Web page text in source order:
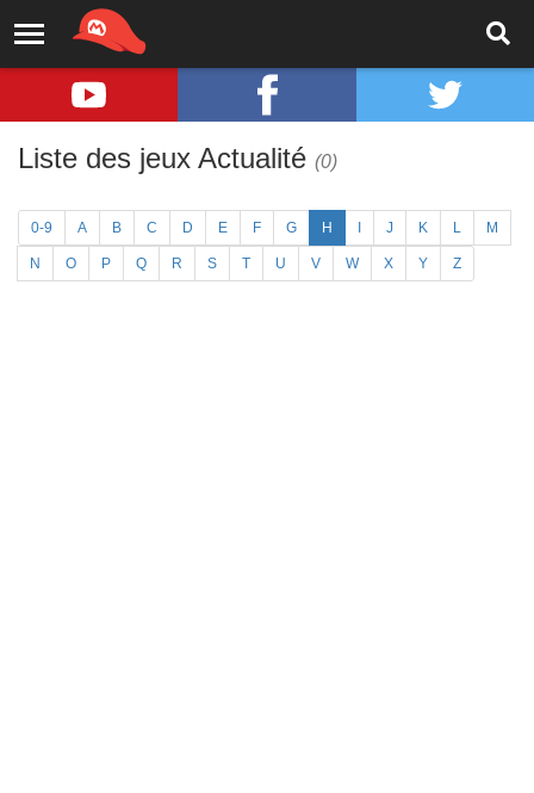
Liste des jeux Actualité (0)
0-9 A B C D E F G H J K L M
N O P Q R S T U V W X Y Z